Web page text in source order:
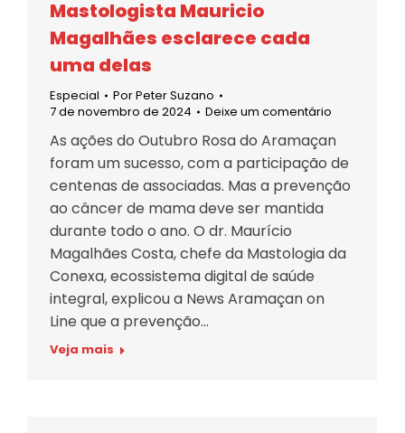
Mastologista Mauricio
Magalhães esclarece cada
uma delas
Especial PorPeter Suzano
7 de novembro de 2024
Deixe um comentário
As ações do Outubro Rosa do Aramaçan
foram um sucesso, com a participação de
centenas de associadas. Mas a prevenção
ao câncer de mama deve ser mantida
durante todo o ano. O dr. Maurício
Magalhães Costa, chefe da Mastologia da
Conexa, ecossistema digital de saúde
integral, explicou a News Aramaçan on
Line que a prevenção…
Veja mais